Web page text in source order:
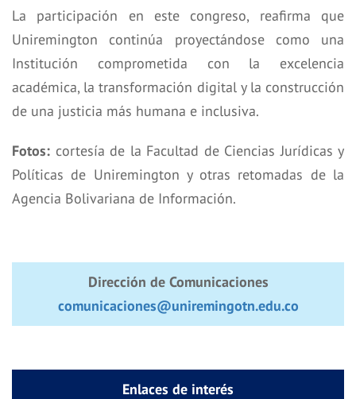
La participación en este congreso, reafirma que
Uniremington continúa proyectándose como una
Institución comprometida con la excelencia
académica, la transformación digital y la construcción
de una justicia más humana e inclusiva.
Fotos: cortesía de la Facultad de Ciencias Jurídicas y
Políticas de Uniremington y otras retomadas de la
Agencia Bolivariana de Información.
Dirección de Comunicaciones
comunicaciones@uniremingotn.edu.co
Enlaces de interés